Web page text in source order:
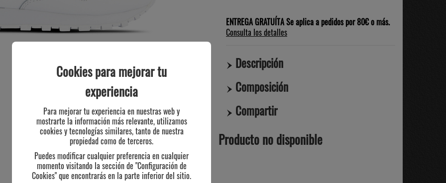
ENTREGA GRATUÍTA Se aplica a pedidos por 80€ o más.
Consulta los detalles
Descripción
Composición
Compartir
Producto no disponible
Cookies para mejorar tu
experiencia
Para mejorar tu experiencia en nuestras web y
mostrarte la información más relevante, utilizamos
cookies y tecnologías similares, tanto de nuestra
propiedad como de terceros.
Puedes modificar cualquier preferencia en cualquier
momento visitando la sección de "Configuración de
Cookies" que encontrarás en la parte inferior del sitio.